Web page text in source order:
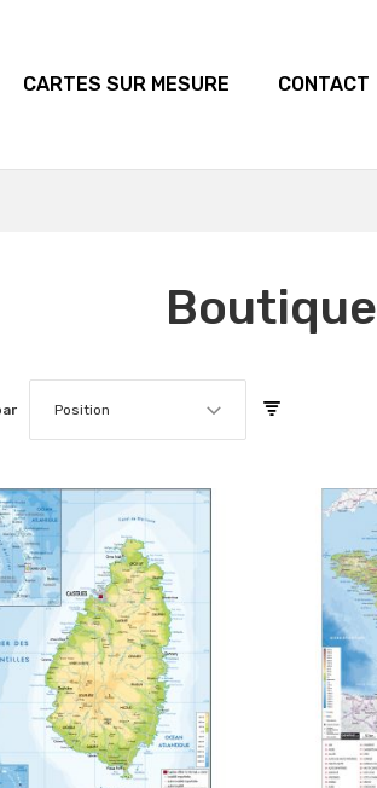
CARTES SUR MESURE CONTACT
Boutique
Position